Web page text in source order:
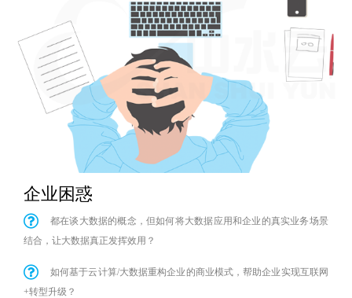
企业困惑
都在谈大数据的概念，但如何将大数据应用和企业的真实业务场景
结合，让大数据真正发挥效用？
如何基于云计算/大数据重构企业的商业模式，帮助企业实现互联网
+转型升级？